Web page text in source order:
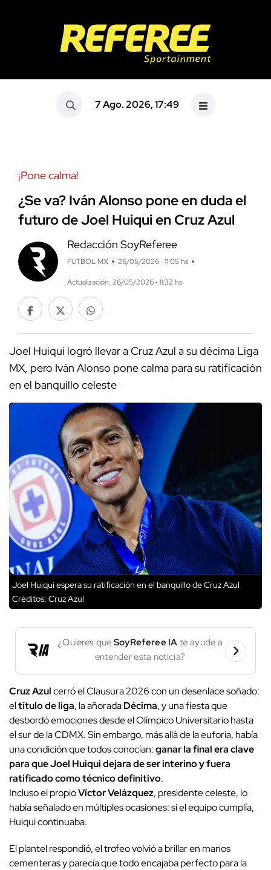
7 Ago. 2026, 17:49
¡Pone calma!
¿Se va? Iván Alonso pone en duda el
futuro de Joel Huiqui en Cruz Azul
Redacción SoyReferee
FUTBOL MX 26/05/2026 · 11:05 hs
Actualización: 26/05/2026 · 11:32 hs
Joel Huiqui logró llevar a Cruz Azul a su décima Liga
MX, pero Iván Alonso pone calma para su ratificación
en el banquillo celeste
Joel Huiqui espera su ratificación en el banquillo de Cruz Azul
Créditos: Cruz Azul
¿Quieres que SoyReferee IA te ayude a
entender esta noticia?
Cruz Azulcerró el Clausura 2026 con un desenlace soñado:
eltítulo de liga, la añoradaDécima, y una fiesta que
desbordó emociones desde el Olímpico Universitario hasta
el sur de la CDMX. Sin embargo, más allá de la euforia, había
una condición que todos conocían:ganar la final era clave
para que Joel Huiqui dejara de ser interino y fuera
ratificado como técnico definitivo.
Incluso el propioVíctor Velázquez, presidente celeste, lo
había señalado en múltiples ocasiones: si el equipo cumplía,
Huiqui continuaba.
El plantel respondió, el trofeo volvió a brillar en manos
cementeras y parecía que todo encajaba perfecto para la